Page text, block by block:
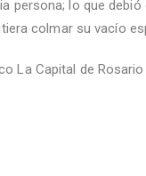
persona; lo que
colmar su vacío
La Capital de